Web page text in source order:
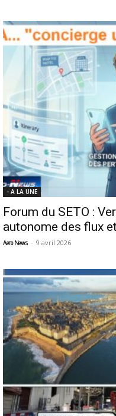
- A LA UNE
Forum du SETO :
autonome des flux
Aero News - 9 avril 2026